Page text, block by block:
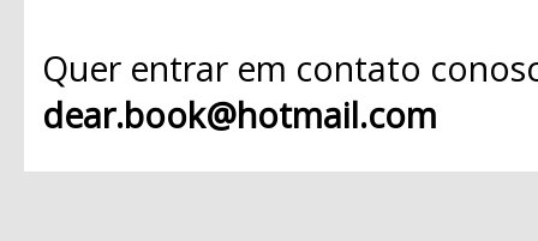
Quer entrar em contato
dear.book@hotmail.com